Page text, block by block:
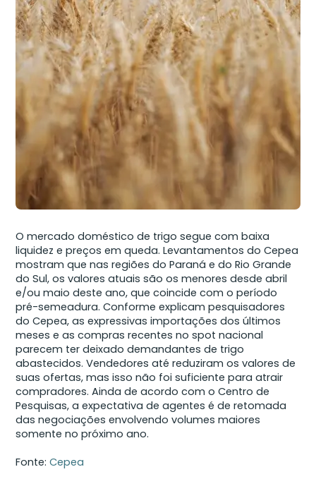
O mercado doméstico de trigo segue com baixa
liquidez e preços em queda. Levantamentos do Cepea
mostram que nas regiões do Paraná e do Rio Grande
do Sul, os valores atuais são os menores desde abril
e/ou maio deste ano, que coincide com o período
pré-semeadura. Conforme explicam pesquisadores
do Cepea, as expressivas importações dos últimos
meses e as compras recentes no spot nacional
parecem ter deixado demandantes de trigo
abastecidos. Vendedores até reduziram os valores de
suas ofertas, mas isso não foi suficiente para atrair
compradores. Ainda de acordo com o Centro de
Pesquisas, a expectativa de agentes é de retomada
das negociações envolvendo volumes maiores
somente no próximo ano.
Fonte:Cepea